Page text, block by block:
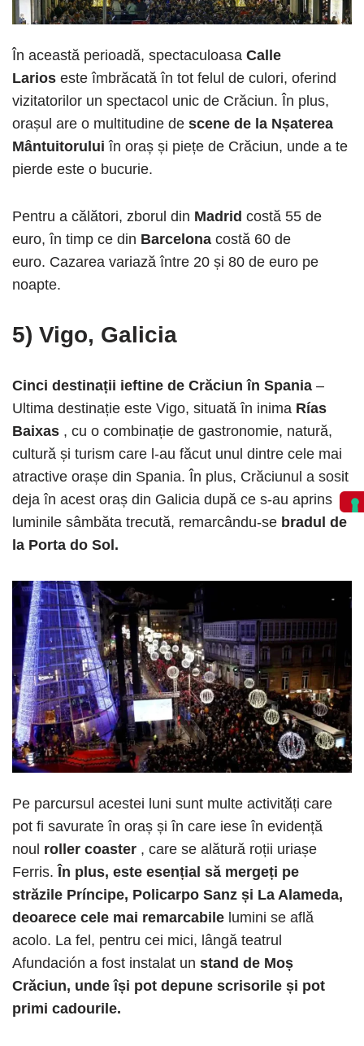
În această perioadă, spectaculoasa Calle
Larios este îmbrăcată în tot felul de culori, oferind
vizitatorilor un spectacol unic de Crăciun. În plus,
orașul are o multitudine de scene de la Nșaterea
Mântuitoruluiîn oraș și piețe de Crăciun, unde a te
pierde este o bucurie.
Pentru a călători, zborul din Madrid costă 55 de
euro, în timp ce din Barcelona costă 60 de
euro. Cazarea variază între 20 și 80 de euro pe
noapte.
5) Vigo, Galicia
Cinci destinații ieftine de Crăciun în Spania –
Ultima destinație este Vigo, situată în inima Rías
Baixas , cu o combinație de gastronomie, natură,
cultură și turism care l-au făcut unul dintre cele mai
atractive orașe din Spania. În plus, Crăciunul a sosit
deja în acest oraș din Galicia după ce s-au aprins
luminile sâmbăta trecută, remarcându-se bradul de
la Porta do Sol.
Pe parcursul acestei luni sunt multe activități care
pot fi savurate în oraș și în care iese în evidență
noul roller coaster , care se alătură roții uriașe
Ferris.În plus, este esențial să mergeți pe
străzile Príncipe, Policarpo Sanz și La Alameda,
deoarece cele mai remarcabile lumini se află
acolo. La fel, pentru cei mici, lângă teatrul
Afundación a fost instalat un stand de Moș
Crăciun, unde își pot depune scrisorile și pot
primi cadourile.